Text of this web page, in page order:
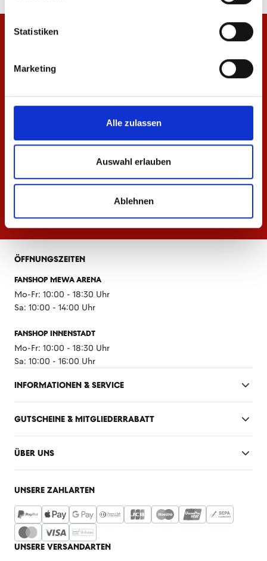
Statistiken
Marketing
Alle zulassen
Auswahl erlauben
Ablehnen
ÖFFNUNGSZEITEN
FANSHOP MEWA ARENA
Mo-Fr: 10:00 - 18:30 Uhr
Sa: 10:00 - 14:00 Uhr
FANSHOP INNENSTADT
Mo-Fr: 10:00 - 18:30 Uhr
Sa: 10:00 - 16:00 Uhr
INFORMATIONEN & SERVICE
GUTSCHEINE & MITGLIEDERRABATT
ÜBER UNS
UNSERE ZAHLARTEN
UNSERE VERSANDARTEN